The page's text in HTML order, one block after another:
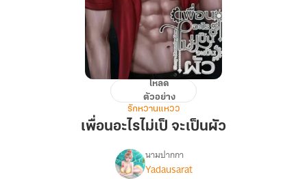
ไม่
โหลด
ตัวอย่าง
รักหวานแหวว
เพื่อนอะไรไม่เป็ จะเป็นผัว
เรื่อง
นามปากกา
Yadausarat